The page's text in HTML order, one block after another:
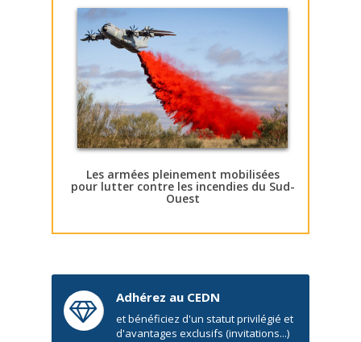
Les armées pleinement mobilisées
pour lutter contre les incendies du Sud-
Ouest
Adhérez au CEDN
et bénéficiez d'un statut privilégié et
d'avantages exclusifs (invitations...)